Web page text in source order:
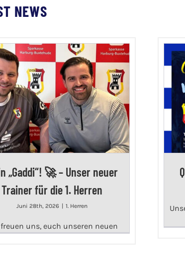
NEWS
„Gaddi“! 🚀 – Unser neuer
Trainer für die 1. Herren
Juni 28th, 2026 1. Herren
uns, euch unseren neuen